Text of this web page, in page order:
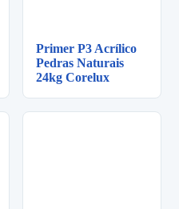
Primer P3 Acrílico
Pedras Naturais
24kg Corelux